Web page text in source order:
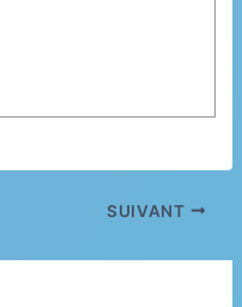
SUIVANT